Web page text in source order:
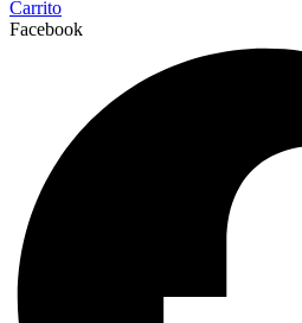
Carrito
Facebook